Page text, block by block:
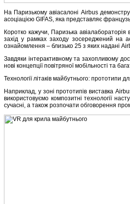
На Паризькому авіасалоні Airbus
асоціацією GIFAS, яка представляє
Коротко кажучи, Паризька
захід у рамках заходу зосереджений на
ознайомлення – близько 25 з яких надані
Завдяки інтерактивному та захопливому
нові концепції повітряної мобільності та
Технології літаків майбутнього: прототипи
Наприклад, у зоні прототипів виставка
використовуємо композитні технології
сучасні, а також розпочати обговорення